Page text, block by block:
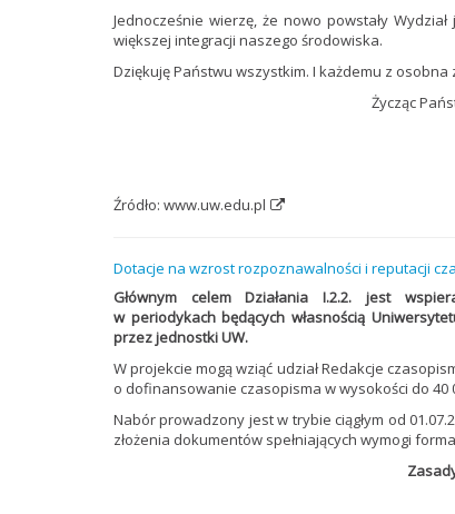
Jednocześnie wierzę, że nowo powstały
większej integracji naszego środowiska.
Dziękuję Państwu wszystkim. I każdemu z
Życząc
Źródło: www.uw.edu.pl
Dotacje na wzrost rozpoznawalności i reputacji
Głównym celem Działania I.2.2. jest
w periodykach będących własnością
przez jednostki UW.
W projekcie mogą wziąć udział Redakcje
o dofinansowanie czasopisma w wysokości do 40
Nabór prowadzony jest w trybie ciągłym od
złożenia dokumentów spełniających wymogi